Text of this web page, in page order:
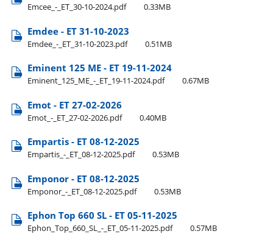
Emcee​_-​_ET​_30-10-2024.pdf 0.33MB
Emdee - ET 31-10-2023
Emdee​_-​_ET​_31-10-2023.pdf 0.51MB
Eminent 125 ME - ET 19-11-2024
Eminent​_125​_ME​_-​_ET​_19-11-2024.pdf 0.67MB
Emot - ET 27-02-2026
Emot​_-​_ET​_27-02-2026.pdf 0.40MB
Empartis - ET 08-12-2025
Empartis​_-​_ET​_08-12-2025.pdf 0.53MB
Emponor - ET 08-12-2025
Emponor​_-​_ET​_08-12-2025.pdf 0.53MB
Ephon Top 660 SL - ET 05-11-2025
Ephon​_Top​_660​_SL​_-​_ET​_05-11-2025.pdf 0.57MB